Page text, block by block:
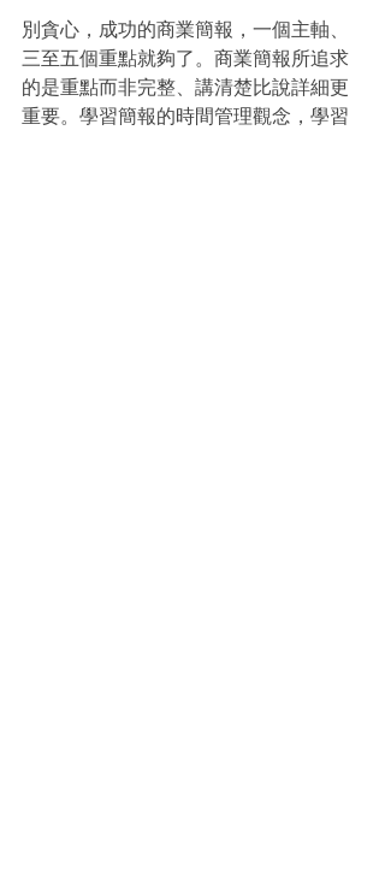
別貪心，成功的商業簡報，一個主軸、
三至五個重點就夠了。商業簡報所追求
的是重點而非完整、講清楚比說詳細更
重要。學習簡報的時間管理觀念，學習